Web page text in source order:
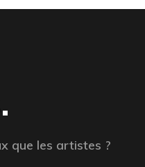
que les artistes ?